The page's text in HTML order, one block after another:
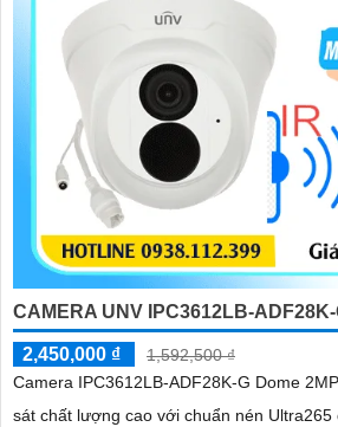
CAMERA UNV IPC3612LB-ADF28K-
2,450,000 ₫
1,592,500 ₫
Camera IPC3612LB-ADF28K-G Dome
sát chất lượng cao với chuẩn nén